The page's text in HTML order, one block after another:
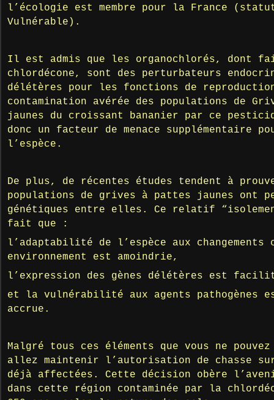
l’écologie est membre pour la France
Vulnérable).
Il est admis que les organochlorés, dont
chlordécone, sont des perturbateurs
délétères pour les fonctions de
contamination avérée des populations de
jaunes du croissant bananier par ce
donc un facteur de menace supplémentaire
l’espèce.
De plus, de récentes études tendent à
populations de grives à pattes jaunes ont
génétiques entre elles. Ce relatif
fait que :
l’adaptabilité de l’espèce aux changements
environnement est amoindrie,
l’expression des gènes délétères est
et la vulnérabilité aux agents pathogènes
accrue.
Malgré tous ces éléments que vous ne
allez maintenir l’autorisation de chasse
déjà affectées. Cette décision obère
dans cette région contaminée par la